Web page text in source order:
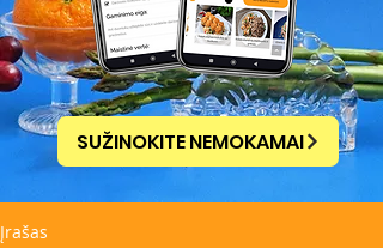
SUŽINOKITE NEMOKAMAI
Įrašas